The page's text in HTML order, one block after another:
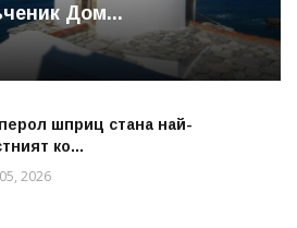
Дом...
шприц стана най-
ко...
2026